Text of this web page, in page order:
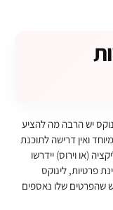
יש הרבה מה להציע
ואין דרישה לתוכנת
(או וירוס) יידרשו
פרטיות, לינוקס
שהפרטים שלו נאספים